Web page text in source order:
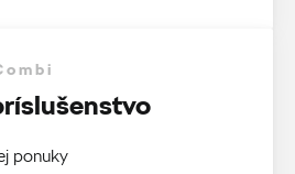
ponuky